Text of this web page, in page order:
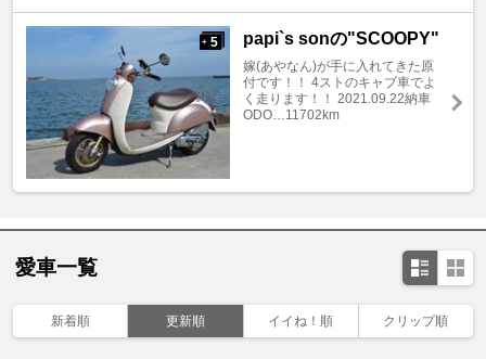
+ 5 papi`s sonの"SCOOPY"
嫁(あやなん)が手に入れてきた原
付です！！ 4ストのキャブ車でよ
く走ります！！ 2021.09.22納車
ODO…11702km
愛車一覧
新着順 更新順 イイね！順 クリップ順